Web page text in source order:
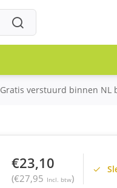
Gratis verstuurd binnen NL
€23,10
(€27,95 Incl. btw)